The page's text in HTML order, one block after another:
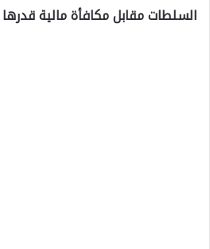
السلطات مقابل مكافأة مالية قدرها 5 ليرات.